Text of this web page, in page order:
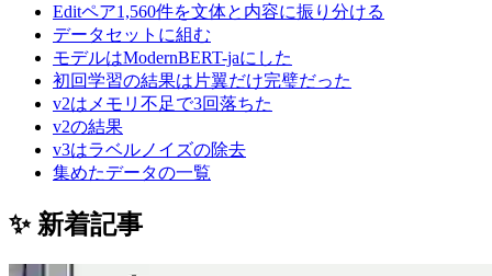
Editペア1,560件を文体と内容に振り分ける
データセットに組む
モデルはModernBERT-jaにした
初回学習の結果は片翼だけ完璧だった
v2はメモリ不足で3回落ちた
v2の結果
v3はラベルノイズの除去
集めたデータの一覧
✨ 新着記事